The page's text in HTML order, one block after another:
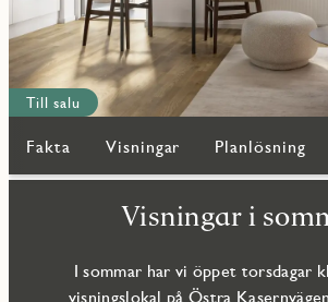
Till salu
Fakta Visningar Planlösning
Visningar i
I sommar har vi öppet torsdagar
visningslokal på Östra